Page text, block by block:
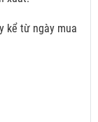
kể từ ngày mua